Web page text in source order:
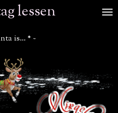
lessen
is... * ~